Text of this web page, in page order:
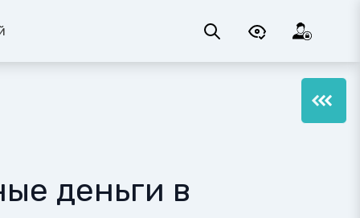
деньги в